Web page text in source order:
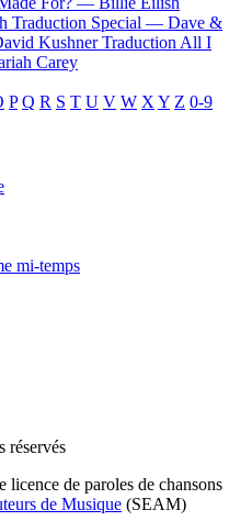
Traduction Special — Dave &
Kushner Traduction All I
Carey
P Q R S T U V W X Y Z 0-9
mi-temps
réservés
licence de paroles de chansons
de Musique (SEAM)